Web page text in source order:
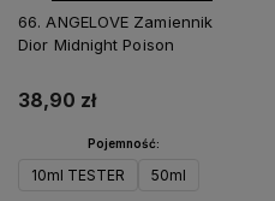
66. ANGELOVE Zamiennik
Dior Midnight Poison
38,90 zł
Pojemność:
10ml TESTER 50ml